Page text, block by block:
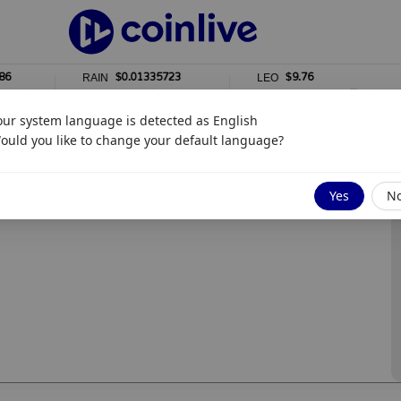
RAIN $0.01335723
1%
$9.76
0%
nối về đầu tư và giao dịch
system language is detected as English
you like to change your default language?
Yes